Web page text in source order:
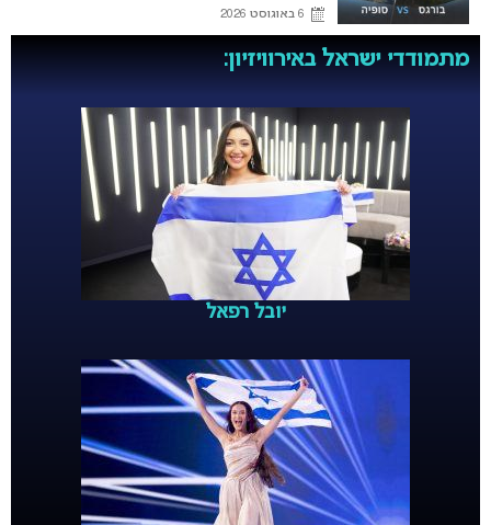
6 באוגוסט 2026
מתמודדי ישראל באירוויזיון:
יובל רפאל